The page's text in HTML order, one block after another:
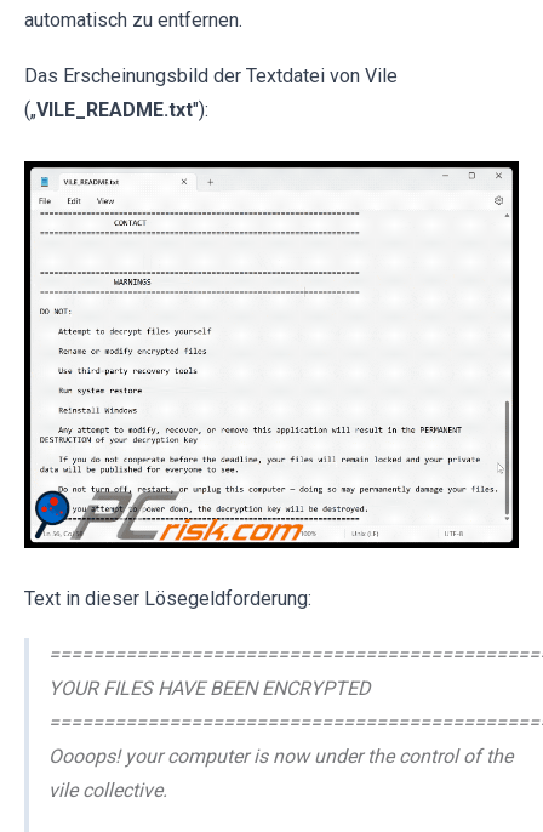
automatisch zu entfernen.
Das Erscheinungsbild der Textdatei von Vile
(„VILE_README.txt"):
Text in dieser Lösegeldforderung:
YOUR FILES HAVE BEEN ENCRYPTED
Oooops! your computer is now under the control of the
vile collective.